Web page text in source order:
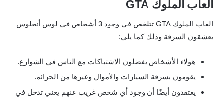
العاب الملوك GTA
العاب الملوك GTA تتلخص في وجود 3 أشخاص في لوس أنجلوس
يعشقون السرقة وذلك كما يلي:
هؤلاء الأشخاص يفضلون الاشتباكات مع الناس في الشوارع.
يقومون بسرقة السيارات والأموال وغيرها من الجرائم.
يعتقدون أيضًا أن وجود أي شخص غريب عنهم يعني تدخل في